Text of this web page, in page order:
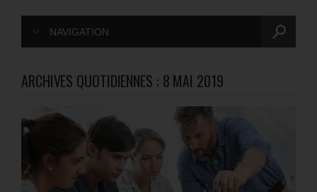
NAVIGATION
ARCHIVES QUOTIDIENNES : 8 MAI 2019